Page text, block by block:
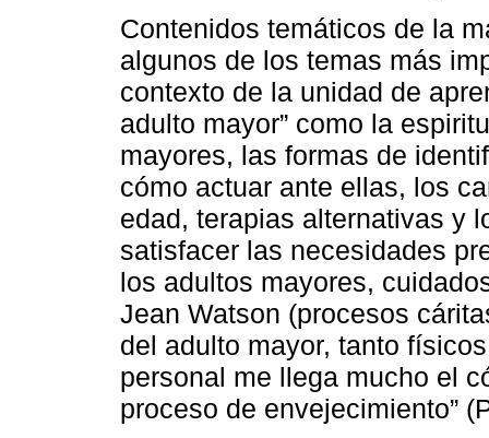
Contenidos temáticos de la
algunos de los temas más
contexto de la unidad de
adulto mayor” como la
mayores, las formas de
cómo actuar ante ellas, los
edad, terapias alternativas y
satisfacer las necesidades
los adultos mayores,
Jean Watson (procesos
del adulto mayor, tanto
personal me llega mucho el
proceso de envejecimiento”